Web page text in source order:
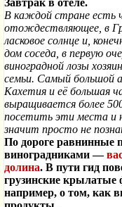
Завтрак в отеле.
В каждой стране есть
отождествляющее, в
ласковое солнце и,
дом соседа, в первую
виноградной лозы
семьи. Самый большой
Кахетия и её большая
выращивается более
посетить эти места и
значит просто не
По дороге равнинные
виноградниками —
долина. В пути гид
грузинские
например, о том, как